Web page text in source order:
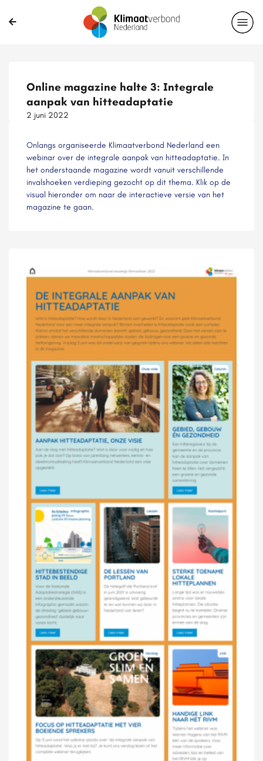
Online magazine halte 3: Integrale
aanpak van hitteadaptatie
2 juni 2022
Onlangs organiseerde Klimaatverbond Nederland een
webinar over de integrale aanpak van hitteadaptatie. In
het onderstaande magazine wordt vanuit verschillende
invalshoeken verdieping gezocht op dit thema. Klik op de
visual hieronder om naar de interactieve versie van het
magazine te gaan.